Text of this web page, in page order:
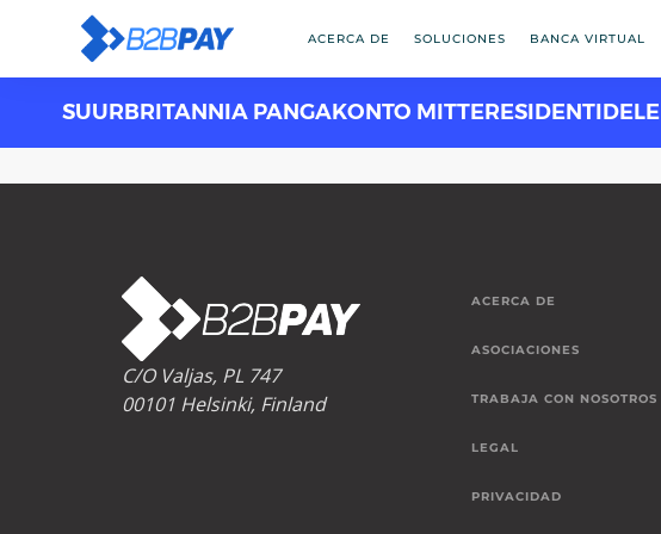
ACERCA DE SOLUCIONES BANCA VIRTUAL
SUURBRITANNIA PANGAKONTO MITTERESIDENTIDELE
C/O Valjas, PL 747
00101 Helsinki, Finland
ACERCA DE
ASOCIACIONES
TRABAJA CON NOSOTROS
LEGAL
PRIVACIDAD